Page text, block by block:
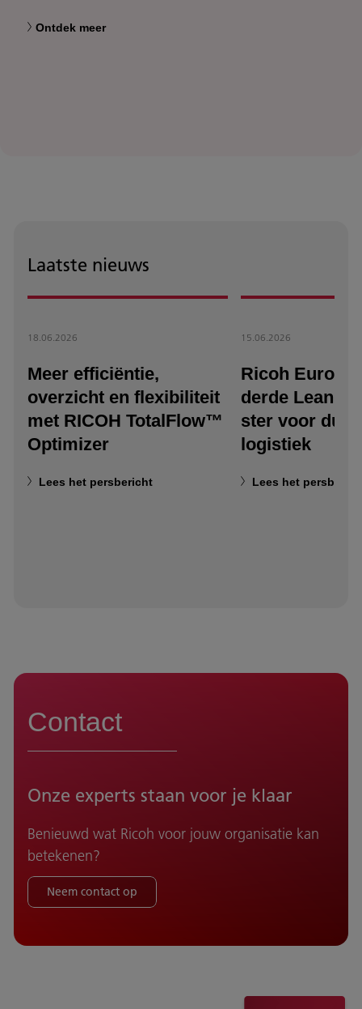
Ontdek meer
Laatste nieuws
18.06.2026
Meer efficiëntie,
overzicht en flexibiliteit
met RICOH TotalFlow™
Optimizer
Lees het persbericht
15.06.2026
Ricoh Europe
derde Lean &
ster voor
logistiek
Lees het
Contact
Onze experts staan voor je klaar
Benieuwd wat Ricoh voor jouw organisatie kan
betekenen?
Neem contact op